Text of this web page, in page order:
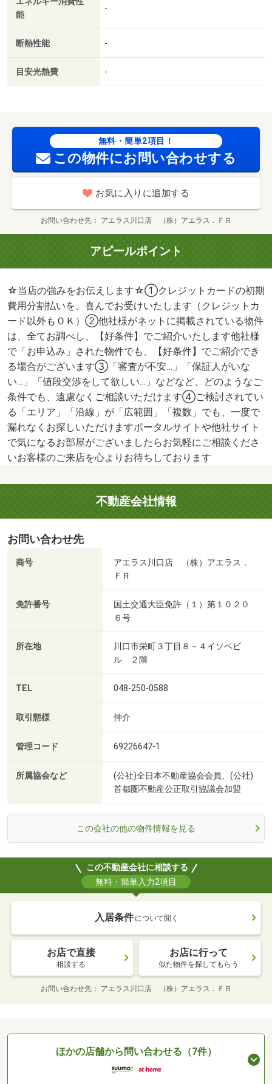
能
-
断熱性能 -
目安光熱費 -
無料・簡単2項目！
この物件にお問い合わせする
お気に入りに追加する
お問い合わせ先 アエラス川口店 （株）アエラス．ＦＲ
アピールポイント
☆当店の強みをお伝えします☆①クレジットカードの初期
費用分割払いを、喜んでお受けいたします（クレジットカ
ード以外もＯＫ）②他社様がネットに掲載されている物件
は、全てお調べし、【好条件】でご紹介いたします他社様
で「お申込み」された物件でも、【好条件】でご紹介でき
る場合がございます③「審査が不安…」「保証人がいな
い…」「値段交渉をして欲しい…」などなど、どのようなご
条件でも、遠慮なくご相談いただけます④ご検討されてい
る「エリア」「沿線」が「広範囲」「複数」でも、一度で
漏れなくお探しいただけますポータルサイトや他社サイト
で気になるお部屋がございましたらお気軽にご相談くださ
いお客様のご来店を心よりお待ちしております
不動産会社情報
お問い合わせ先
商号
アエラス川口店 （株）アエラス．
ＦＲ
免許番号
国土交通大臣免許（１）第１０２０
６号
所在地
川口市栄町３丁目８－４イソベビ
ル ２階
TEL 048-250-0588
取引態様 仲介
管理コード 69226647-1
所属協会など
(公社)全日本不動産協会会員、(公社)
首都圏不動産公正取引協議会加盟
この会社の他の物件情報を見る
この不動産会社に相談する
無料・簡単入力2項目
入居条件 について聞く
お店で直接
相談する
お店に行って
似た物件を探してもらう
お問い合わせ先 アエラス川口店 （株）アエラス．ＦＲ
ほかの店舗から問い合わせる（7件）